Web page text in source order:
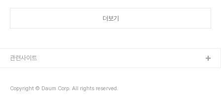
를 한잔 시키고 차가운 노트북을 만지는 도시남자하지만 내 여자에겐
는 맛이 나야 제맛이라던가 한가지 흠이라면 얇은 두께때..
더보기
Copyright © Daum Corp. All rights reserved.
관련사이트